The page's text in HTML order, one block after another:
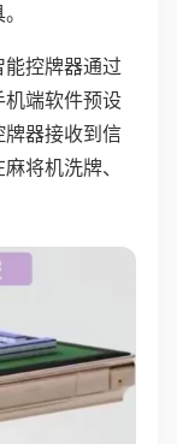
控牌器通过
端软件预设
器接收到信
将机洗牌、